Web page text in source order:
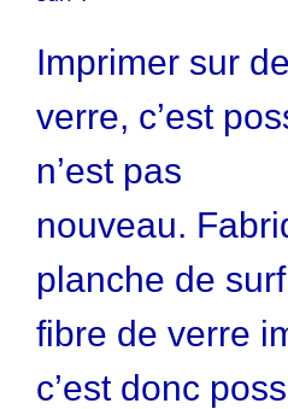
Imprimer sur
verre, c’est
n’est pas
nouveau.
planche de
fibre de verre
c’est donc